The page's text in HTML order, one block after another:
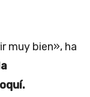
muy bien», ha